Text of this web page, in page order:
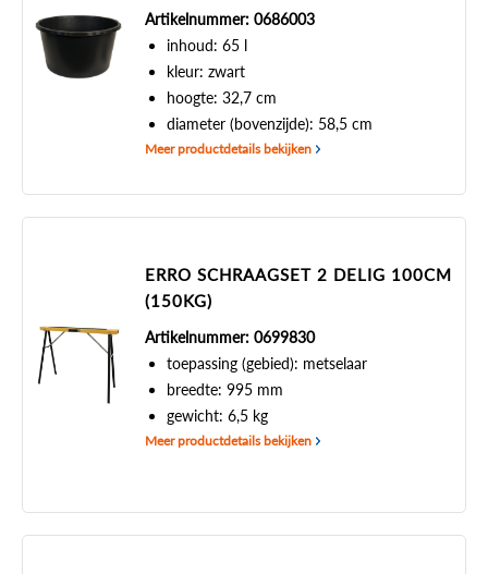
Artikelnummer: 0686003
inhoud: 65 l
kleur: zwart
hoogte: 32,7 cm
diameter (bovenzijde): 58,5 cm
Meer productdetails bekijken
ERRO SCHRAAGSET 2 DELIG 100CM
(150KG)
Artikelnummer: 0699830
toepassing (gebied): metselaar
breedte: 995 mm
gewicht: 6,5 kg
Meer productdetails bekijken